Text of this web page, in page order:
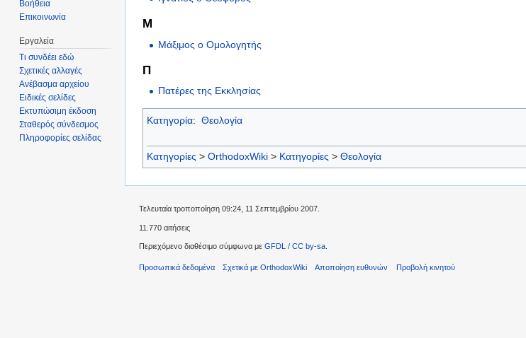
Μ
Μάξιμος ο Ομολογητής
Π
Πατέρες της Εκκλησίας
Κατηγορία: Θεολογία
Κατηγορίες > OrthodoxWiki > Κατηγορίες > Θεολογία
Βοήθεια
Επικοινωνία
Εργαλεία
Τι συνδέει εδώ
Σχετικές αλλαγές
Ανέβασμα αρχείου
Ειδικές σελίδες
Εκτυπώσιμη έκδοση
Σταθερός σύνδεσμος
Πληροφορίες σελίδας
Τελευταία τροποποίηση 09:24, 11 Σεπτεμβρίου 2007.
11.770 αιτήσεις
Περιεχόμενο διαθέσιμο σύμφωνα με GFDL / CC by-sa
Προσωπικά δεδομένα Σχετικά με OrthodoxWiki Αποποίηση ευθυνών Προβολή κινητού